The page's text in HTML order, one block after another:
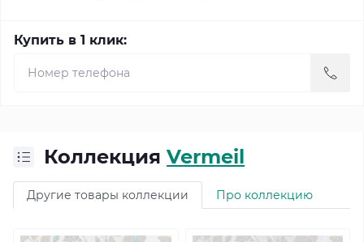
Купить в 1 клик:
Коллекция Vermeil
Другие товары коллекции Про коллекцию